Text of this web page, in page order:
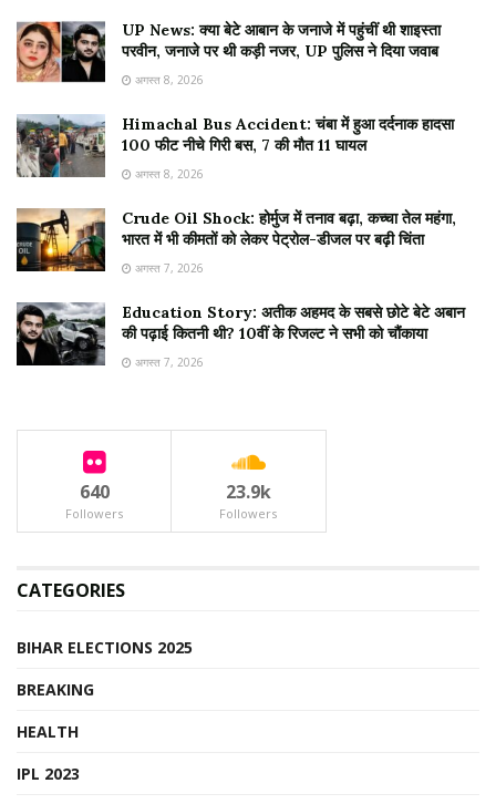
UP News: क्या बेटे आबान के जनाजे में पहुंचीं थी शाइस्ता
परवीन, जनाजे पर थी कड़ी नजर, UP पुलिस ने दिया जवाब
अगस्त 8, 2026
Himachal Bus Accident: चंबा में हुआ दर्दनाक हादसा
100 फीट नीचे गिरी बस, 7 की मौत 11 घायल
अगस्त 8, 2026
Crude Oil Shock: होर्मुज में तनाव बढ़ा, कच्चा तेल महंगा,
भारत में भी कीमतों को लेकर पेट्रोल-डीजल पर बढ़ी चिंता
अगस्त 7, 2026
Education Story: अतीक अहमद के सबसे छोटे बेटे अबान
की पढ़ाई कितनी थी? 10वीं के रिजल्ट ने सभी को चौंकाया
अगस्त 7, 2026
640
Followers
23.9k
Followers
CATEGORIES
BIHAR ELECTIONS 2025
BREAKING
HEALTH
IPL 2023